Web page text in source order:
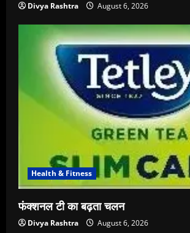
Divya Rashtra August 6, 2026
Health & Fitness
फंक्शनल टी का बढ़ता चलन
Divya Rashtra August 6, 2026